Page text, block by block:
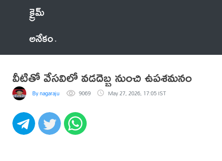
క్రైమ్
అనేకం
వీటితో వేసవిలో వడదెబ్బ నుంచి ఉపశమనం
By nagaraju 9069 May 27, 2026, 17:05 IST